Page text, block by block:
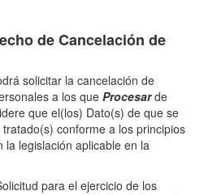
de Cancelación de
solicitar la cancelación de
a los queProcesarde
que el(los) Dato(s) de que se
conforme a los principios
la legislación aplicable en la
para el ejercicio de los